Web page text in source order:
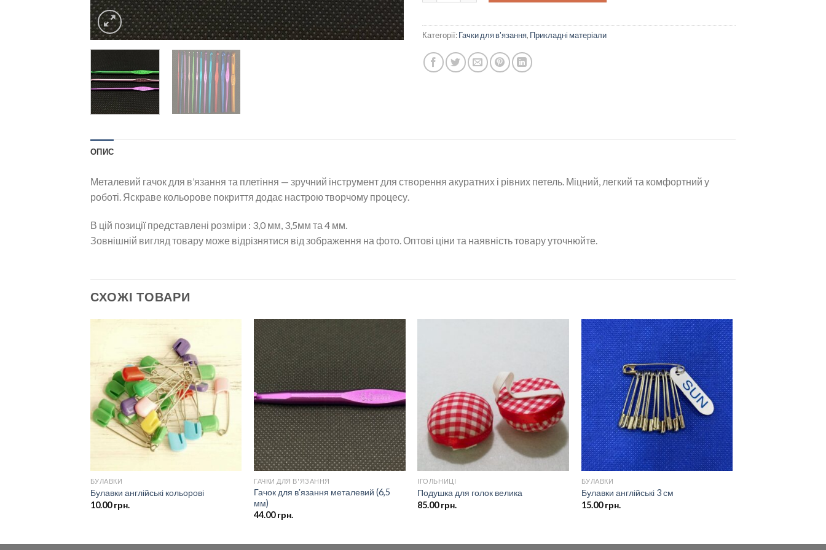
Категорії:Гачки для в'язання, Прикладні матеріали
ОПИС
Металевий гачок для в’язання та плетіння — зручний інструмент для створення акуратних і рівних петель. Міцний, легкий та комфортний у
роботі. Яскраве кольорове покриття додає настрою творчому процесу.
В цій позиції представлені розміри : 3,0 мм, 3,5мм та 4 мм.
Зовнішній вигляд товару може відрізнятися від зображення на фото. Оптові ціни та наявність товару уточнюйте.
СХОЖІ ТОВАРИ
списку
бажань
БУЛАВКИ
Булавки англійські кольорові
10.00грн.
Додати
до
списку
бажань
ГАЧКИ ДЛЯ В'ЯЗАННЯ
Гачок для вʼязання металевий (6,5
мм)
44.00грн.
бажань
ІГОЛЬНИЦІ
Подушка для голок велика
85.00грн.
Додати
до
списку
бажань
БУЛАВКИ
Булавки англійські 3 см
15.00грн.